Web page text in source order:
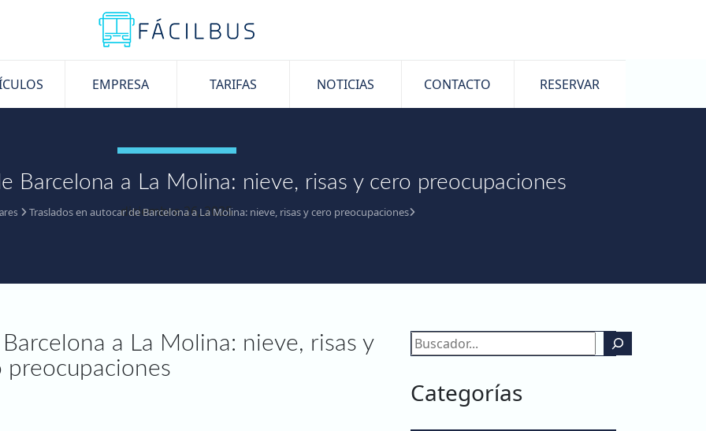
EMPRESA TARIFAS NOTICIAS CONTACTO RESERVAR
Barcelona a La Molina: nieve, risas y cero preocupaciones
diciembre 26, 2025
Traslados en autocar de Barcelona a La Molina: nieve, risas y cero preocupaciones
a La Molina: nieve, risas y
preocupaciones
Buscar
Categorías